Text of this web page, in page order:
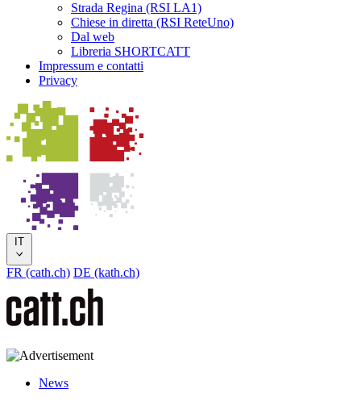
Strada Regina (RSI LA1)
Chiese in diretta (RSI ReteUno)
Dal web
Libreria SHORTCATT
Impressum e contatti
Privacy
IT
FR (cath.ch) DE (kath.ch)
News